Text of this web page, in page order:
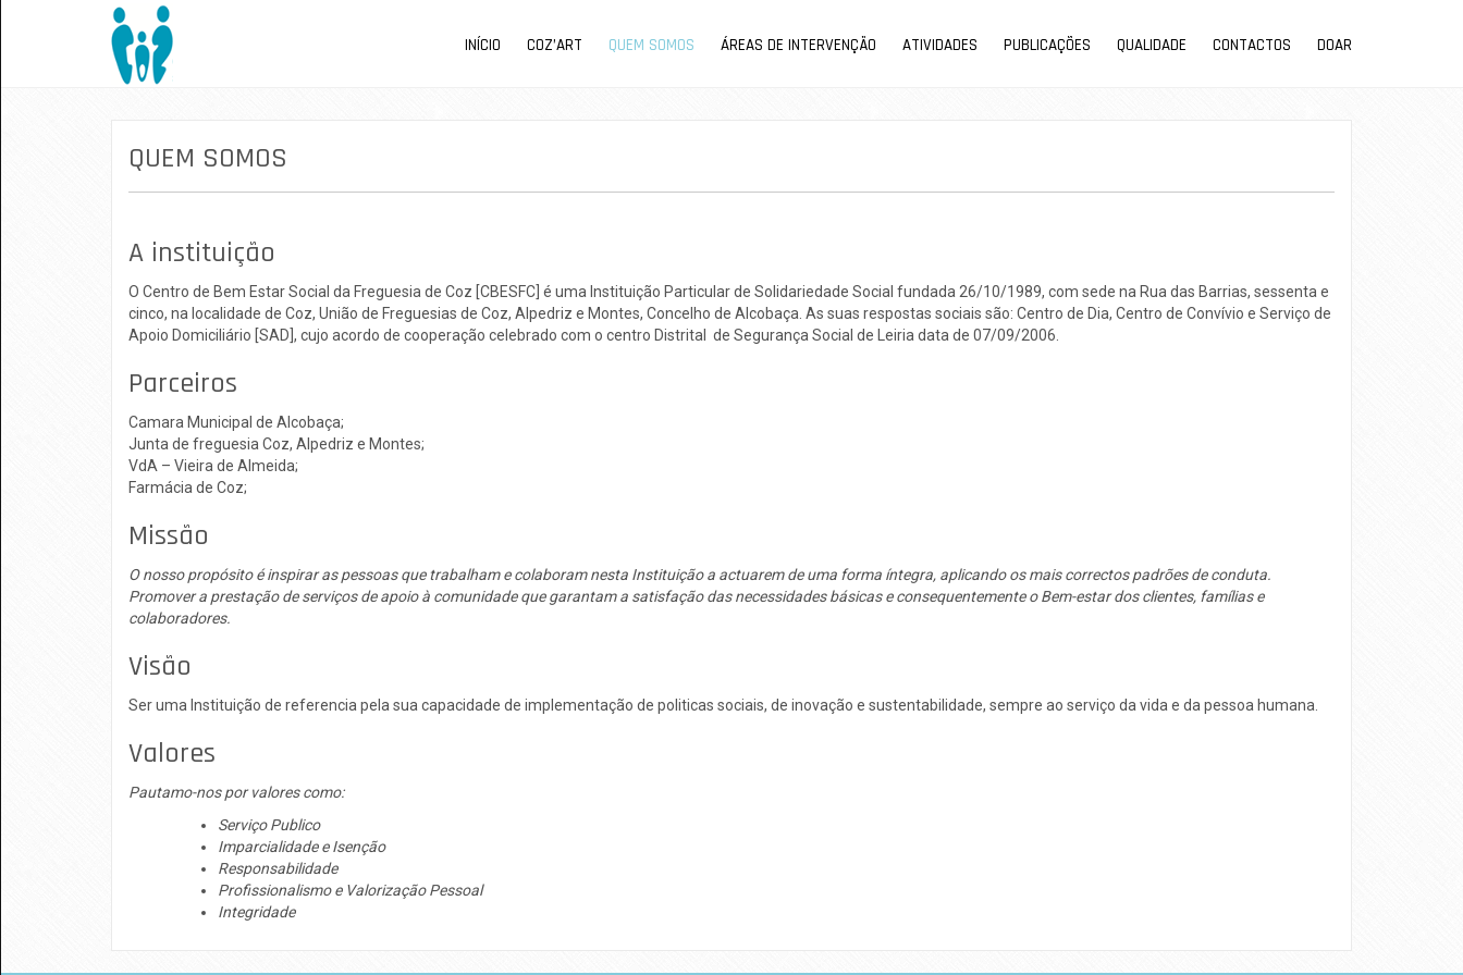
INÍCIO COZ’ART QUEM SOMOS ÁREAS DE INTERVENÇÃO ATIVIDADES PUBLICAÇÕES QUALIDADE CONTACTOS DOAR
QUEM SOMOS
A instituição
O Centro de Bem Estar Social da Freguesia de Coz [CBESFC] é uma Instituição Particular de Solidariedade Social fundada 26/10/1989, com sede na Rua das Barrias, sessenta e
cinco, na localidade de Coz, União de Freguesias de Coz, Alpedriz e Montes, Concelho de Alcobaça. As suas respostas sociais são: Centro de Dia, Centro de Convívio e Serviço de
Apoio Domiciliário [SAD], cujo acordo de cooperação celebrado com o centro Distrital de Segurança Social de Leiria data de 07/09/2006.
Parceiros
Camara Municipal de Alcobaça;
Junta de freguesia Coz, Alpedriz e Montes;
VdA – Vieira de Almeida;
Farmácia de Coz;
Missão
O nosso propósito é inspirar as pessoas que trabalham e colaboram nesta Instituição a actuarem de uma forma íntegra, aplicando os mais correctos padrões de conduta.
Promover a prestação de serviços de apoio à comunidade que garantam a satisfação das necessidades básicas e consequentemente o Bem-estar dos clientes, famílias e
colaboradores.
Visão
Ser uma Instituição de referencia pela sua capacidade de implementação de politicas sociais, de inovação e sustentabilidade, sempre ao serviço da vida e da pessoa humana.
Valores
Pautamo-nos por valores como:
Serviço Publico
Imparcialidade e Isenção
Responsabilidade
Profissionalismo e Valorização Pessoal
Integridade